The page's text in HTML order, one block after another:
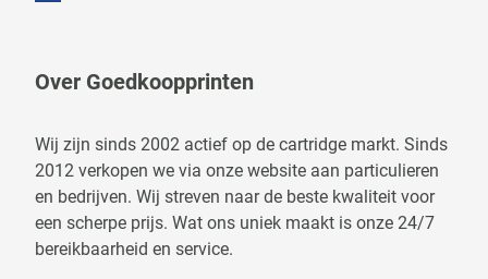
Over Goedkoopprinten
Wij zijn sinds 2002 actief op de cartridge markt. Sinds
2012 verkopen we via onze website aan particulieren
en bedrijven. Wij streven naar de beste kwaliteit voor
een scherpe prijs. Wat ons uniek maakt is onze 24/7
bereikbaarheid en service.